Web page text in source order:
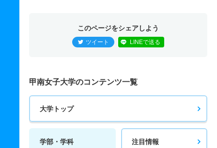
このページをシェアしよう
ツイート LINEで送る
甲南女子大学のコンテンツ一覧
大学トップ
学部・学科 注目情報